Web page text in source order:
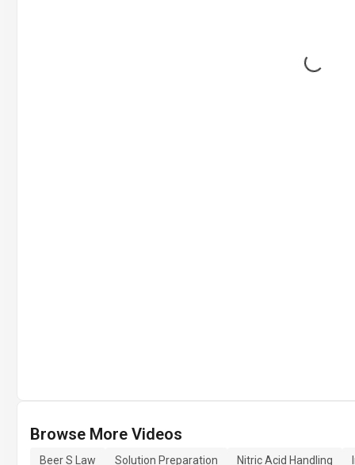
Loading...
Browse More Videos
Beer S Law Solution Preparation Nitric Acid Handling